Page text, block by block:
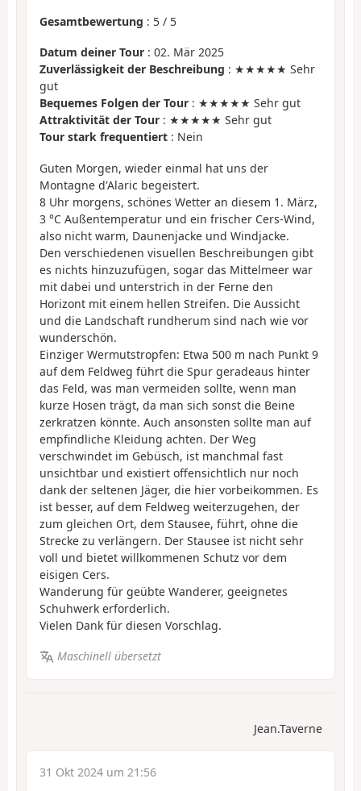
Gesamtbewertung : 5 / 5
Datum deiner Tour : 02. Mär 2025
Zuverlässigkeit der Beschreibung : ★★★★★ Sehr
gut
Bequemes Folgen der Tour : ★★★★★ Sehr gut
Attraktivität der Tour : ★★★★★ Sehr gut
Tour stark frequentiert : Nein
Guten Morgen, wieder einmal hat uns der
Montagne d'Alaric begeistert.
8 Uhr morgens, schönes Wetter an diesem 1. März,
3 °C Außentemperatur und ein frischer Cers-Wind,
also nicht warm, Daunenjacke und Windjacke.
Den verschiedenen visuellen Beschreibungen gibt
es nichts hinzuzufügen, sogar das Mittelmeer war
mit dabei und unterstrich in der Ferne den
Horizont mit einem hellen Streifen. Die Aussicht
und die Landschaft rundherum sind nach wie vor
wunderschön.
Einziger Wermutstropfen: Etwa 500 m nach Punkt 9
auf dem Feldweg führt die Spur geradeaus hinter
das Feld, was man vermeiden sollte, wenn man
kurze Hosen trägt, da man sich sonst die Beine
zerkratzen könnte. Auch ansonsten sollte man auf
empfindliche Kleidung achten. Der Weg
verschwindet im Gebüsch, ist manchmal fast
unsichtbar und existiert offensichtlich nur noch
dank der seltenen Jäger, die hier vorbeikommen. Es
ist besser, auf dem Feldweg weiterzugehen, der
zum gleichen Ort, dem Stausee, führt, ohne die
Strecke zu verlängern. Der Stausee ist nicht sehr
voll und bietet willkommenen Schutz vor dem
eisigen Cers.
Wanderung für geübte Wanderer, geeignetes
Schuhwerk erforderlich.
Vielen Dank für diesen Vorschlag.
Maschinell übersetzt
Jean.Taverne
31 Okt 2024 um 21:56